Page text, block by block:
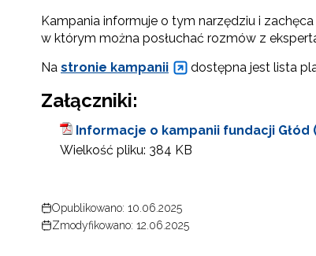
Kampania informuje o tym narzędziu i
w którym można posłuchać rozmów z
Na stronie kampanii dostępna jest lista
Załączniki:
Informacje o kampanii fundacji Głód
Wielkość pliku: 384 KB
Opublikowano: 10.06.2025
Zmodyfikowano: 12.06.2025